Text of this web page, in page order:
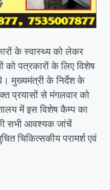
के स्वास्थ्य को लेकर
को पत्रकारों के लिए विशेष
मुख्यमंत्री के निर्देश के
प्रयासों से मंगलवार को
में इस विशेष कैम्प का
सभी आवश्यक जांचें
चिकित्सकीय परामर्श एवं